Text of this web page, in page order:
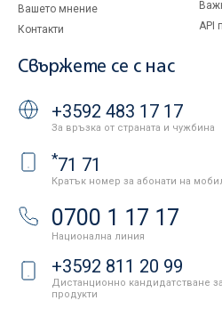
Вашето мнение
Контакти
API
Свържете се с нас
+3592 483 17 17
За връзка от страната и чужбина
*71 71
Кратък номер за абонати на
0700 1 17 17
Национална линия
+3592 811 20 99
Дистанционно кандидатстване
продукти